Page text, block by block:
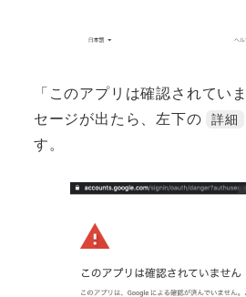
「このアプリは確認されてい
セージが出たら、左下の
詳細
す。